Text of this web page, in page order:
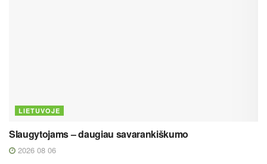
LIETUVOJE
Slaugytojams – daugiau savarankiškumo
2026 08 06